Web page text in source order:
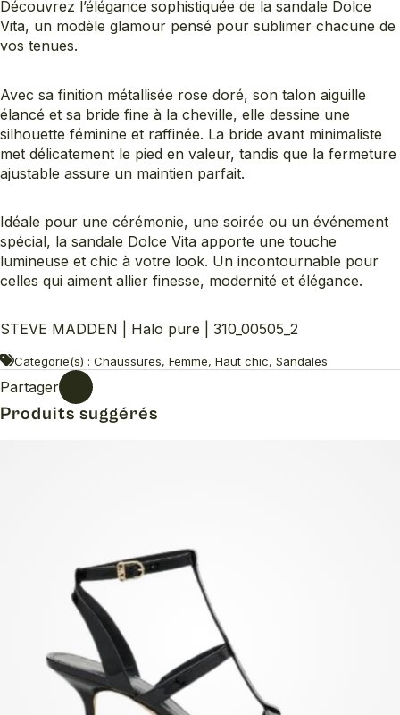
Découvrez l’élégance sophistiquée de la sandale Dolce
Vita, un modèle glamour pensé pour sublimer chacune de
vos tenues.
Avec sa finition métallisée rose doré, son talon aiguille
élancé et sa bride fine à la cheville, elle dessine une
silhouette féminine et raffinée. La bride avant minimaliste
met délicatement le pied en valeur, tandis que la fermeture
ajustable assure un maintien parfait.
Idéale pour une cérémonie, une soirée ou un événement
spécial, la sandale Dolce Vita apporte une touche
lumineuse et chic à votre look. Un incontournable pour
celles qui aiment allier finesse, modernité et élégance.
STEVE MADDEN | Halo pure | 310_00505_2
Categorie(s) : Chaussures, Femme, Haut chic, Sandales
Partager
Produits suggérés